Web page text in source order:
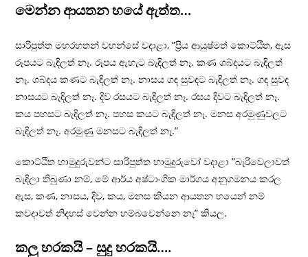
මෙන්න ආයතන හයේ ඇත්ත…
සාරිපුත්ත මහරහතන් වහන්සේ වදාළා, ”ප‍්‍රිය ආයුෂ්මත් කොට්ඨිත, ඇස
රූපයට බැඳිලත් නෑ. රූපය ඇහැට බැඳිලත් නෑ. කණ ශබ්දයට බැඳිලත්
නෑ. ශබ්දය කණට බැඳිලත් නෑ. නාසය ගඳ සුවඳට බැඳිලත් නෑ. ගඳ සුවඳ
නාසයට බැඳිලත් නෑ. දිව රසයට බැඳිලත් නෑ. රසය දිවට බැඳිලත් නෑ.
කය පහසට බැඳිලත් නෑ. පහස කයට බැඳිලත් නෑ. මනස අරමුණුවලට
බැඳිලත් නෑ. අරමුණු මනසට බැඳිලත් නෑ.”
කොට්ඨිත හාමුදුරුවන්ට සාරිපුත්ත හාමුදුරුවෝ වදාළා ”බැරිවෙලාවත්
බැඳිලා තිබුණා නම්, මේ ආර්ය අෂ්ටාංගික මාර්ගය අනුගමනය කරල
ඇස, කණ, නාසය, දිව, කය, මනස කියන ආයතන හයෙන් නම්
කවදාවත් නිදහස් වෙන්න හම්බවෙන්නෙ නෑ” කියල.
කලු හරකයි – සුදු හරකයි….